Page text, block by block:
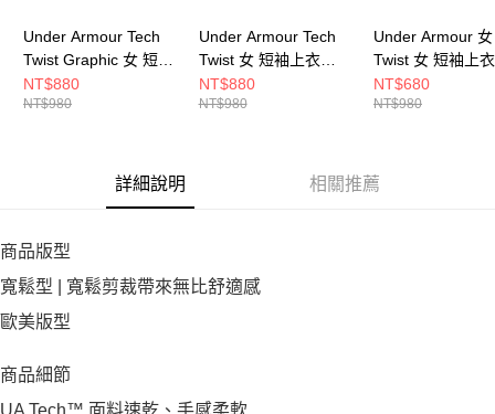
Under Armour Tech
Twist Graphic 女 短袖
上衣 6010874-520
NT$880
NT$980
Under Armour Tech
Twist 女 短袖上衣
1384230-669
NT$880
NT$980
Under Armour
Twist 女 短袖上衣
1384230-659
NT$680
NT$980
詳細說明 相關推薦
商品版型
寬鬆型 | 寬鬆剪裁帶來無比舒適感
歐美版型
商品細節
UA Tech™ 面料速乾、手感柔軟